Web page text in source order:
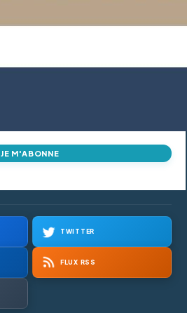
JE M'ABONNE
TWITTER
FLUX RSS